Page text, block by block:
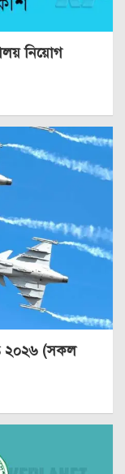
নিয়োগ
২০২৬ (সকল